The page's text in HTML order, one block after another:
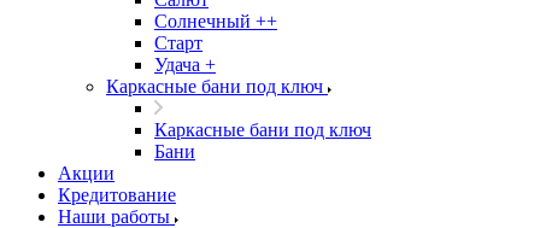
Солнечный ++
Старт
Удача +
Каркасные бани под ключ
Каркасные бани под ключ
Бани
Акции
Кредитование
Наши работы